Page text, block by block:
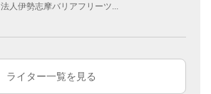
法人伊勢志摩バリアフリーツ...
ライター一覧を見る